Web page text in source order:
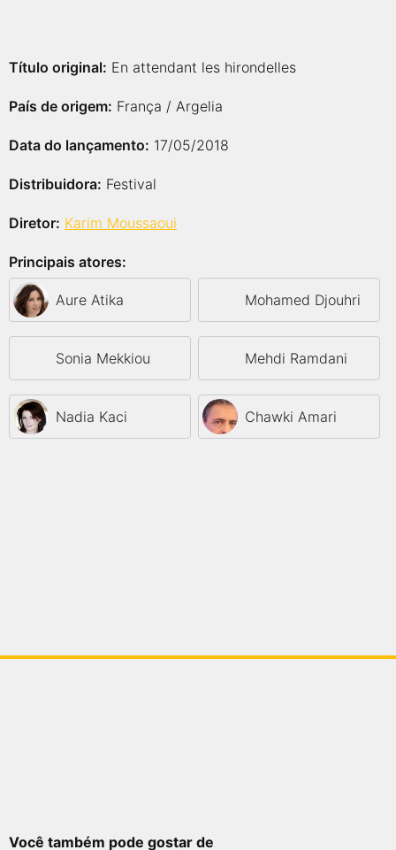
Título original: En attendant les hirondelles
País de origem: França / Argelia
Data do lançamento: 17/05/2018
Distribuidora: Festival
Diretor: Karim Moussaoui
Principais atores:
Aure Atika Mohamed Djouhri
Sonia Mekkiou Mehdi Ramdani
Nadia Kaci Chawki Amari
Você também pode gostar de